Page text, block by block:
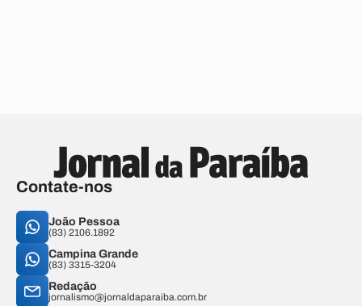
Contate-nos
João Pessoa
(83) 2106.1892
Campina Grande
(83) 3315-3204
Redação
jornalismo@jornaldaparaiba.com.br